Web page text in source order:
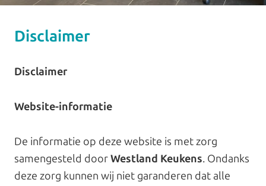
Disclaimer
Disclaimer
Website-informatie
De informatie op deze website is met zorg
samengesteld doorWestland Keukens. Ondanks
deze zorg kunnen wij niet garanderen dat alle